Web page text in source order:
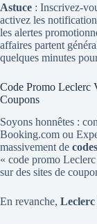
Astuce : Inscrivez-
activez les
les alertes
affaires partent
quelques minutes
Code Promo Leclerc
Coupons
Soyons honnêtes :
Booking.com ou
massivement de
« code promo
sur des sites de
En revanche, Leclerc